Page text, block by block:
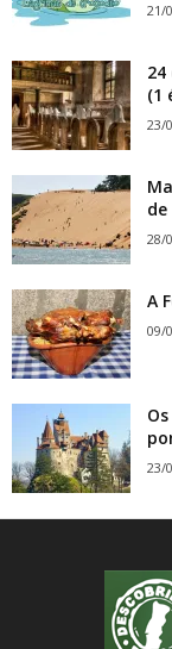
21/
(1
23/
28/
A
09/
23/